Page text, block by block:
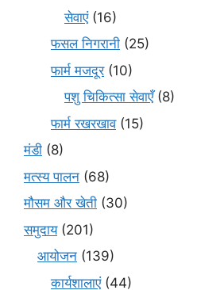
सेवाएं(16)
फसल निगरानी (25)
फार्म मजदूर(10)
पशु चिकित्सा सेवाएँ(8)
फार्म रखरखाव(15)
मंडी (8)
मत्स्य पालन (68)
मौसम और खेती (30)
समुदाय(201)
आयोजन (139)
कार्यशालाएं(44)